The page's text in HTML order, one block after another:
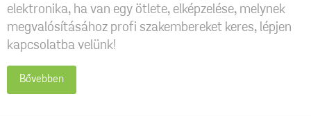
elektronika, ha van egy ötlete, elképzelése, melynek
megvalósításához profi szakembereket keres, lépjen
kapcsolatba velünk!
Bővebben